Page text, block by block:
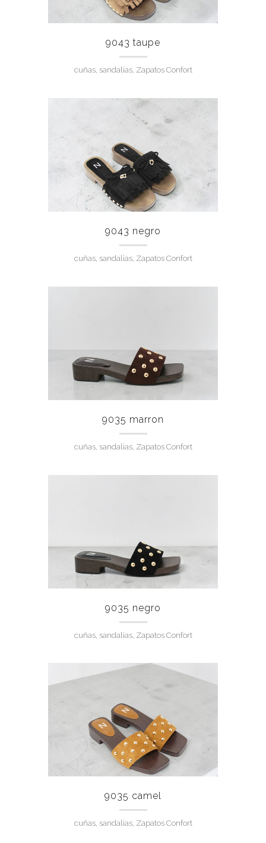
9043 taupe
cuñas, sandalias, Zapatos Confort
9043 negro
cuñas, sandalias, Zapatos Confort
9035 marron
cuñas, sandalias, Zapatos Confort
9035 negro
cuñas, sandalias, Zapatos Confort
9035 camel
cuñas, sandalias, Zapatos Confort